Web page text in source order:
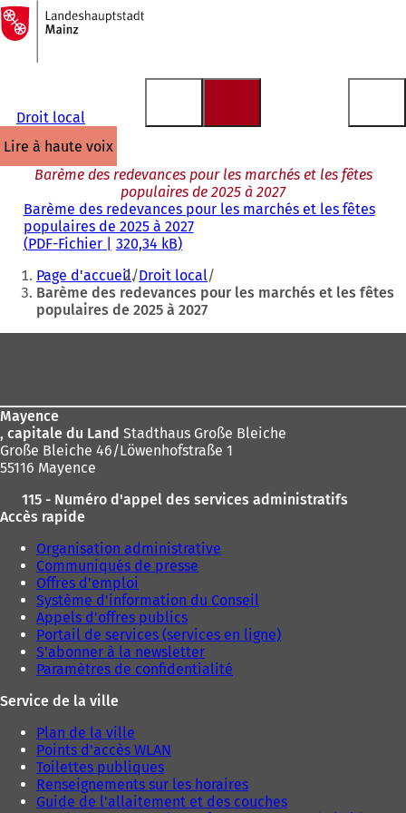
Accéder au contenu
Vers
la
page
d'accueil
Droit local
lire à haute voix
Barème des redevances pour les marchés et les fêtes
populaires de 2025 à 2027
Barème des redevances pour les marchés et les fêtes
populaires de 2025 à 2027
PDF-Fichier 320,34 kB
Vous
êtes
:
Page d'accueil Droit local
Barème des redevances pour les marchés et les fêtes
populaires de 2025 à 2027
Mayence
, capitale du Land Stadthaus Große Bleiche
Große Bleiche 46/Löwenhofstraße 1
55116 Mayence
115 - Numéro d'appel des services administratifs
Accès rapide
Organisation administrative
Communiqués de presse
Offres d'emploi
Système d'information du Conseil
Appels d'offres publics
Portail de services (services en ligne)
S'abonner à la newsletter
Paramètres de confidentialité
Service de la ville
Plan de la ville
Points d'accès WLAN
Toilettes publiques
Renseignements sur les horaires
Guide de l'allaitement et des couches